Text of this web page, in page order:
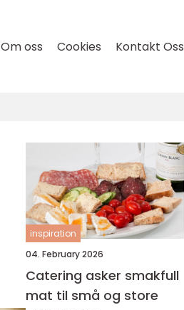
Om oss Cookies Kontakt Oss
inspiration
04. February 2026
Catering asker smakfull
mat til små og store